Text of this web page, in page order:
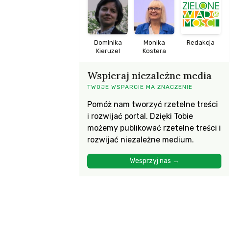
Dominika
Kieruzel
Monika
Kostera
Redakcja
Wspieraj niezależne media
TWOJE WSPARCIE MA ZNACZENIE
Pomóż nam tworzyć rzetelne treści
i rozwijać portal. Dzięki Tobie
możemy publikować rzetelne treści i
rozwijać niezależne medium.
Wesprzyj nas →